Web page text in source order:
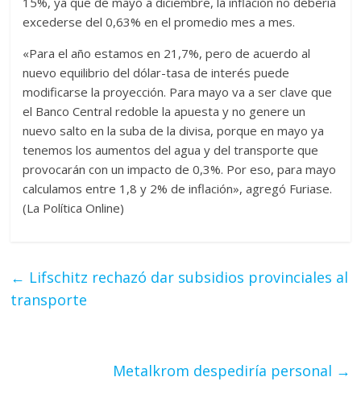
excederse del 0,63% en el promedio mes a mes.
«Para el año estamos en 21,7%, pero de acuerdo al
nuevo equilibrio del dólar-tasa de interés puede
modificarse la proyección. Para mayo va a ser clave que
el Banco Central redoble la apuesta y no genere un
nuevo salto en la suba de la divisa, porque en mayo ya
tenemos los aumentos del agua y del transporte que
provocarán con un impacto de 0,3%. Por eso, para mayo
calculamos entre 1,8 y 2% de inflación», agregó Furiase.
(La Política Online)
← Lifschitz rechazó dar subsidios provinciales al
transporte
Metalkrom despediría personal →